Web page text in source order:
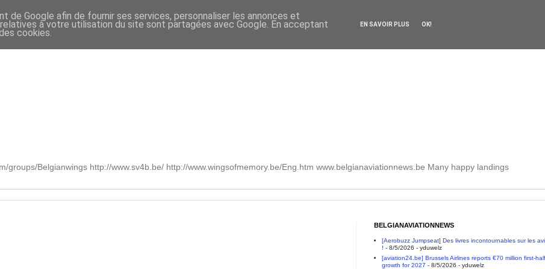
groups/Belgianwings http://www.sv4b.be/ http://www.wingsofmemory.be/Eng.htm www.belgianaviationnews.be Many happy landings
BELGIANAVIATIONNEWS
[Aerobuzz Jumpseat] Des livres incontournables sur les
! - 8/5/2026 - yduwelz
[aviation24.be] Brussels Airlines reports €70 million first-
growth for 2027 - 8/5/2026 - yduwelz
de Google afin de fournir ses services, personnaliser les annonces et
à votre utilisation du site sont partagées avec Google. En acceptant
cookies.
EN SAVOIR PLUS OK!